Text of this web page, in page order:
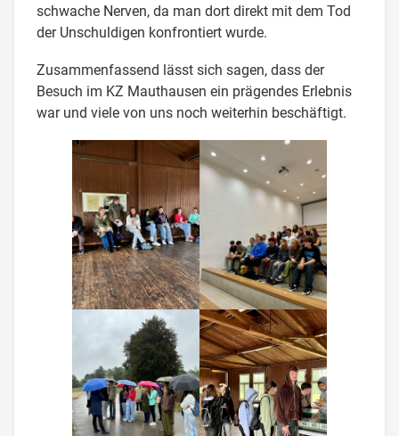
schwache Nerven, da man dort direkt mit dem Tod
der Unschuldigen konfrontiert wurde.
Zusammenfassend lässt sich sagen, dass der
Besuch im KZ Mauthausen ein prägendes Erlebnis
war und viele von uns noch weiterhin beschäftigt.